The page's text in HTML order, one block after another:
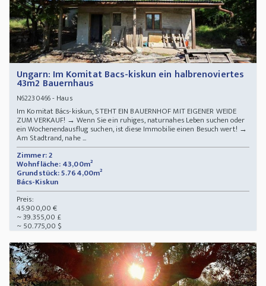
Ungarn: Im Komitat Bacs-kiskun ein halbrenoviertes
43m2 Bauernhaus
N62230466- Haus
Im Komitat Bács-kiskun, STEHT EIN BAUERNHOF MIT EIGENER WEIDE
ZUM VERKAUF! → Wenn Sie ein ruhiges, naturnahes Leben suchen oder
ein Wochenendausflug suchen, ist diese Immobilie einen Besuch wert! →
Am Stadtrand, nahe ...
Zimmer: 2
Wohnfläche: 43,00m²
Grundstück: 5.764,00m²
Bács-Kiskun
Preis:
45.900,00 €
~ 39.355,00 £
~ 50.775,00 $